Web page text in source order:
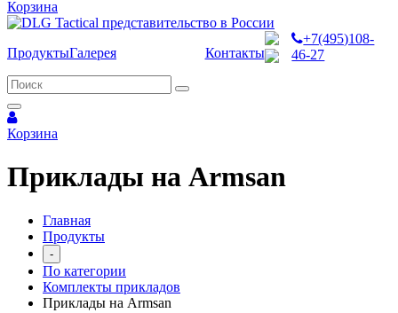
Корзина
ПродуктыГалерея Контакты
+7(495)108-
46-27
Корзина
Приклады на Armsan
Главная
Продукты
-
По категории
Комплекты прикладов
Приклады на Armsan